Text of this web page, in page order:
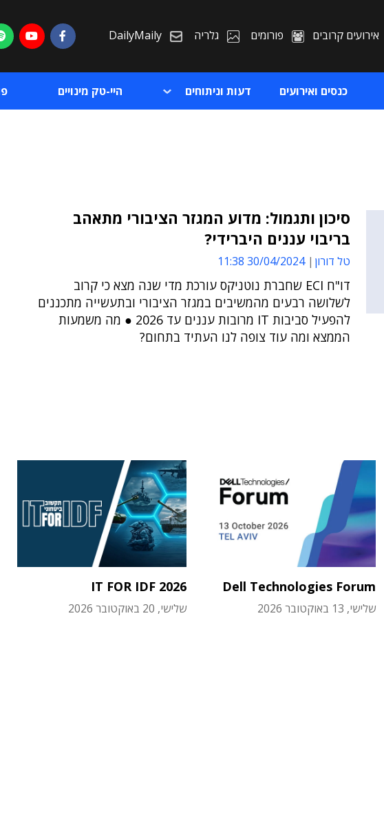
אירועים קרובים פורומים גלריה DailyMaily
כנסים ואירועים דעות וניתוחים היי-טק מינויים
סיכון ותגמול: מדוע המגזר הציבורי מתאהב
בריבוי עננים היברידי?
טל דורון 30/04/2024 11:38
דו"ח ECI שחברת נוטניקס עורכת מדי שנה מצא כי קרוב
לשלושה רבעים מהמשיבים במגזר הציבורי ובתעשייה מתכננים
להפעיל סביבות IT מרובות עננים עד 2026 ● מה משמעות
הממצא ומה עוד צופה לנו העתיד בתחום?
Dell Technologies Forum
שלישי, 13 באוקטובר 2026
IT FOR IDF 2026
שלישי, 20 באוקטובר 2026